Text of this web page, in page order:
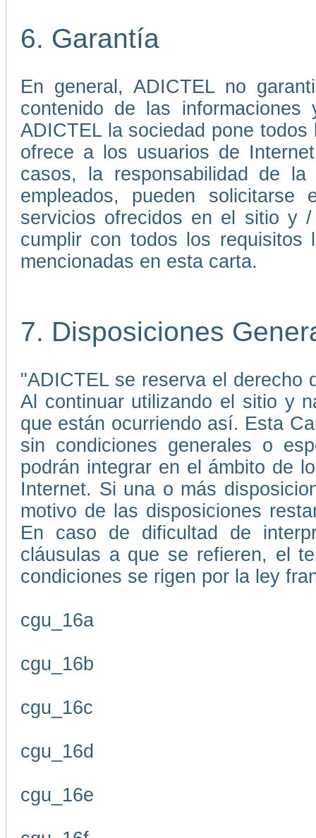
6. Garantía
En general, ADICTEL no
contenido de las
ADICTEL la sociedad pone
ofrece a los usuarios de
casos, la responsabilidad de
empleados, pueden
servicios ofrecidos en el sitio y
cumplir con todos los requisitos
mencionadas en esta carta.
7. Disposiciones
"ADICTEL se reserva el derecho
Al continuar utilizando el sitio y
que están ocurriendo así. Esta
sin condiciones generales o
podrán integrar en el ámbito de
Internet. Si una o más
motivo de las disposiciones
En caso de dificultad de
cláusulas a que se refieren, el
condiciones se rigen por la ley
cgu_16a
cgu_16b
cgu_16c
cgu_16d
cgu_16e